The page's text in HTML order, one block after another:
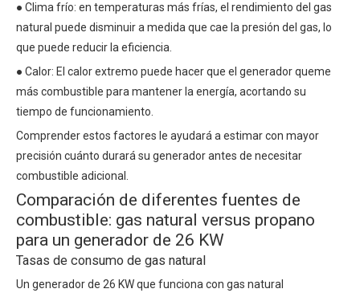
● Clima frío: en temperaturas más frías, el rendimiento del gas
natural puede disminuir a medida que cae la presión del gas, lo
que puede reducir la eficiencia.
● Calor: El calor extremo puede hacer que el generador queme
más combustible para mantener la energía, acortando su
tiempo de funcionamiento.
Comprender estos factores le ayudará a estimar con mayor
precisión cuánto durará su generador antes de necesitar
combustible adicional.
Comparación de diferentes fuentes de
combustible: gas natural versus propano
para un generador de 26 KW
Tasas de consumo de gas natural
Un generador de 26 KW que funciona con gas natural